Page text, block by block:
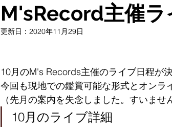
M'sRecord主催ラ
更新日： 2020年11月29日
10月のM's Records主催のライブ日程が
今回も現地での鑑賞可能な形式とオンラ
（先月の案内を失念しました。すいませ
10月のライブ詳細